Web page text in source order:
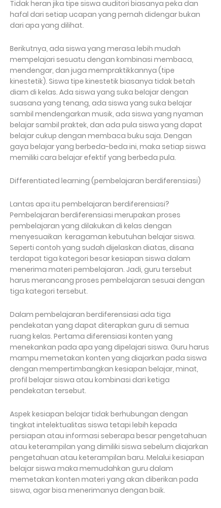
Tidak heran jika tipe siswa auditori biasanya peka dan
hafal dari setiap ucapan yang pernah didengar bukan
dari apa yang dilihat.
Berikutnya, ada siswa yang merasa lebih mudah
mempelajari sesuatu dengan kombinasi membaca,
mendengar, dan juga mempraktikkannya (tipe
kinestetik). Siswa tipe kinestetik biasanya tidak betah
diam di kelas. Ada siswa yang suka belajar dengan
suasana yang tenang, ada siswa yang suka belajar
sambil mendengarkan musik, ada siswa yang nyaman
belajar sambil praktek, dan ada pula siswa yang dapat
belajar cukup dengan membaca buku saja. Dengan
gaya belajar yang berbeda-beda ini, maka setiap siswa
memiliki cara belajar efektif yang berbeda pula.
Differentiated learning (pembelajaran berdiferensiasi)
Lantas apa itu pembelajaran berdiferensiasi?
Pembelajaran berdiferensiasi merupakan proses
pembelajaran yang dilakukan di kelas dengan
menyesuaikan keragaman kebutuhan belajar siswa.
Seperti contoh yang sudah dijelaskan diatas, disana
terdapat tiga kategori besar kesiapan siswa dalam
menerima materi pembelajaran. Jadi, guru tersebut
harus merancang proses pembelajaran sesuai dengan
tiga kategori tersebut.
Dalam pembelajaran berdiferensiasi ada tiga
pendekatan yang dapat diterapkan guru di semua
ruang kelas. Pertama diferensiasi konten yang
menekankan pada apa yang dipelajari siswa. Guru harus
mampu memetakan konten yang diajarkan pada siswa
dengan mempertimbangkan kesiapan belajar, minat,
profil belajar siswa atau kombinasi dari ketiga
pendekatan tersebut.
Aspek kesiapan belajar tidak berhubungan dengan
tingkat intelektualitas siswa tetapi lebih kepada
persiapan atau informasi seberapa besar pengetahuan
atau keterampilan yang dimiliki siswa sebelum diajarkan
pengetahuan atau keterampilan baru. Melalui kesiapan
belajar siswa maka memudahkan guru dalam
memetakan konten materi yang akan diberikan pada
siswa, agar bisa menerimanya dengan baik.